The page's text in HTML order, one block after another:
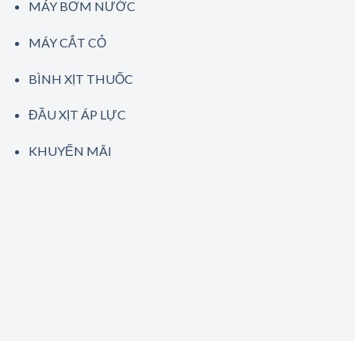
MÁY BƠM NƯỚC
MÁY CẮT CỎ
BÌNH XỊT THUỐC
ĐẦU XỊT ÁP LỰC
KHUYẾN MÃI